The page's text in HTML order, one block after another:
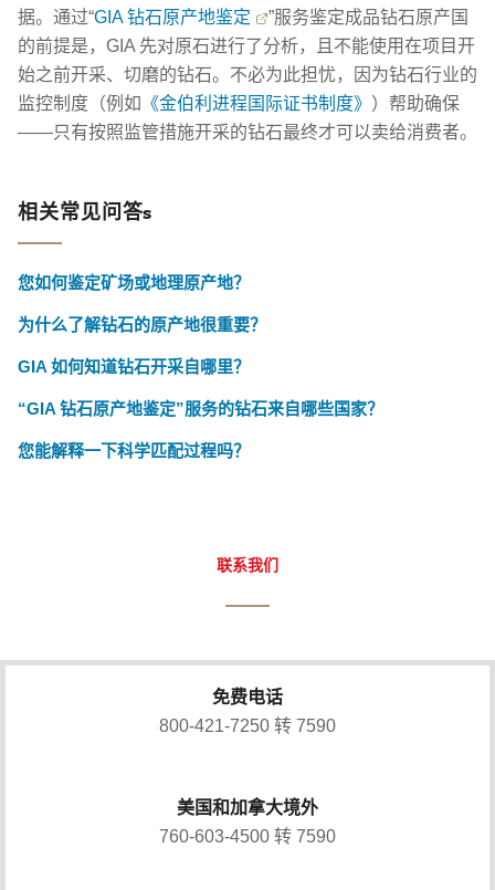
据。通过“GIA 钻石原产地鉴定
”服务鉴定成品钻石原产国
的前提是，GIA 先对原石进行了分析，且不能使用在项目开
始之前开采、切磨的钻石。不必为此担忧，因为钻石行业的
监控制度（例如 《金伯利进程国际证书制度》 ）帮助确保
——只有按照监管措施开采的钻石最终才可以卖给消费者。
相关常见问答s
您如何鉴定矿场或地理原产地？
为什么了解钻石的原产地很重要？
GIA 如何知道钻石开采自哪里？
“GIA 钻石原产地鉴定”服务的钻石来自哪些国家？
您能解释一下科学匹配过程吗？
联系我们
免费电话
800-421-7250 转 7590
美国和加拿大境外
760-603-4500 转 7590